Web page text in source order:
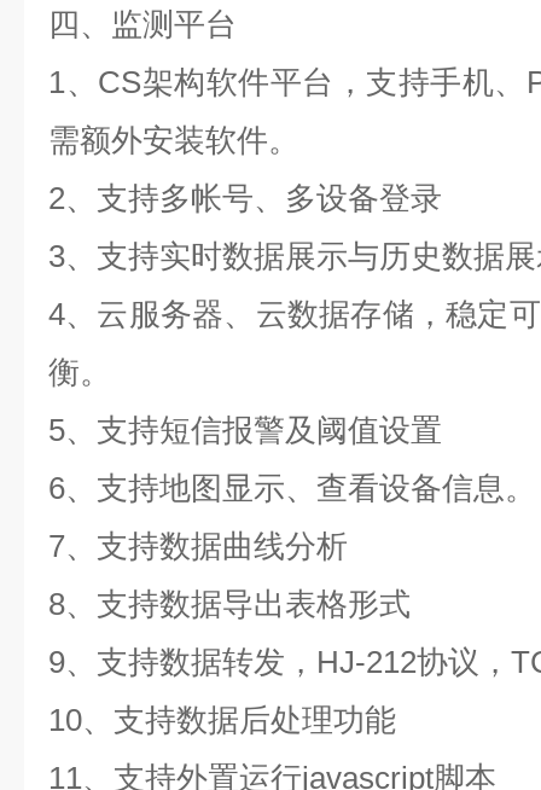
四、监测平台
1、CS架构软件平台，支持手机、
需额外安装软件。
2、支持多帐号、多设备登录
3、支持实时数据展示与历史数据
4、云服务器、云数据存储，稳定
衡。
5、支持短信报警及阈值设置
6、支持地图显示、查看设备信息。
7、支持数据曲线分析
8、支持数据导出表格形式
9、支持数据转发，HJ-212协议，
10、支持数据后处理功能
11、支持外置运行javascript脚本